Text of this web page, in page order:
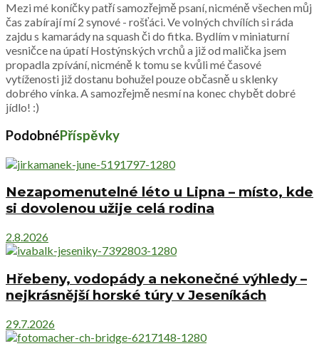
Mezi mé koníčky patří samozřejmě psaní, nicméně všechen můj
čas zabírají mí 2 synové - rošťáci. Ve volných chvílích si ráda
zajdu s kamarády na squash či do fitka. Bydlím v miniaturní
vesničce na úpatí Hostýnských vrchů a již od malička jsem
propadla zpívání, nicméně k tomu se kvůli mé časové
vytíženosti již dostanu bohužel pouze občasně u sklenky
dobrého vínka. A samozřejmě nesmí na konec chybět dobré
jídlo! :)
PodobnéPříspěvky
Nezapomenutelné léto u Lipna – místo, kde
si dovolenou užije celá rodina
2.8.2026
Hřebeny, vodopády a nekonečné výhledy –
nejkrásnější horské túry v Jeseníkách
29.7.2026